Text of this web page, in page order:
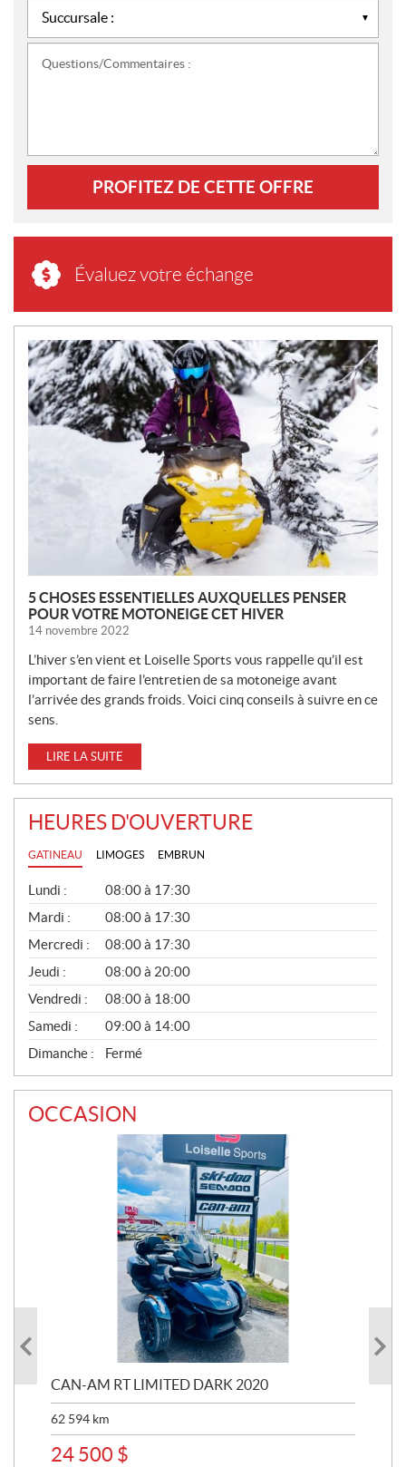
Questions/Commentaires :
PROFITEZ DE CETTE OFFRE
Évaluez votre échange
N
O
U
V
E
E
5 CHOSES ESSENTIELLES AUXQUELLES PENSER
POUR VOTRE MOTONEIGE CET HIVER
14 novembre 2022
L’hiver s’en vient et Loiselle Sports vous rappelle qu’il est
important de faire l’entretien de sa motoneige avant
l’arrivée des grands froids. Voici cinq conseils à suivre en ce
sens.
LIRE LA SUITE
HEURES D'OUVERTURE
GATINEAU LIMOGES EMBRUN
G
É
N
É
R
A
L
Lundi :
08:00 à 17:30
Mardi :
08:00 à 17:30
Mercredi :
08:00 à 17:30
Jeudi :
08:00 à 20:00
Vendredi :
08:00 à 18:00
Samedi :
09:00 à 14:00
Dimanche :
Fermé
OCCASION
CAN-AM RT LIMITED DARK 2020
62 594 km
24 500 $